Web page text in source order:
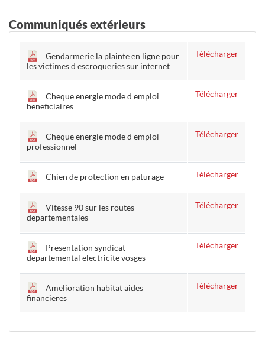
Communiqués extérieurs
Gendarmerie la plainte en ligne pour
les victimes d escroqueries sur internet
Télécharger
Cheque energie mode d emploi
beneficiaires
Télécharger
Cheque energie mode d emploi
professionnel
Télécharger
Chien de protection en paturage Télécharger
Vitesse 90 sur les routes
departementales
Télécharger
Presentation syndicat
departemental electricite vosges
Télécharger
Amelioration habitat aides
financieres
Télécharger